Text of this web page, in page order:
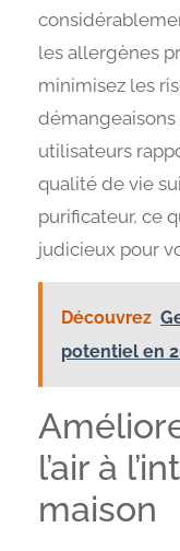
les allergènes
minimisez les
démangeaisons
utilisateurs
qualité de vie
purificateur, ce
judicieux pour
Découvrez
potentiel en
l’air à
maison